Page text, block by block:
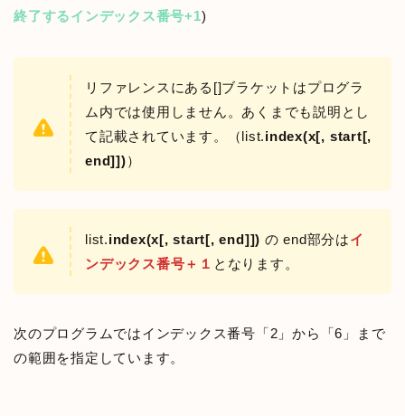
終了するインデックス番号+1)
リファレンスにある[]ブラケットはプログラ
ム内では使用しません。あくまでも説明とし
て記載されています。（list.index(x[, start[,
end]])）
list.index(x[, start[, end]]) の end部分はイ
ンデックス番号＋１ となります。
次のプログラムではインデックス番号「2」から「6」まで
の範囲を指定しています。